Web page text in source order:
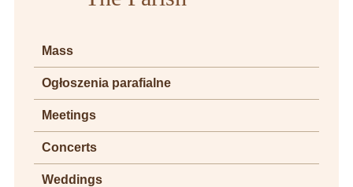
Mass
Ogłoszenia parafialne
Meetings
Concerts
Weddings